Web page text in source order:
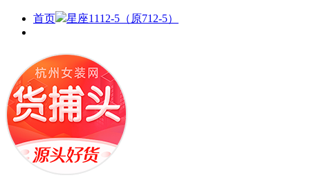
首页 星座1112-5（原712-5）